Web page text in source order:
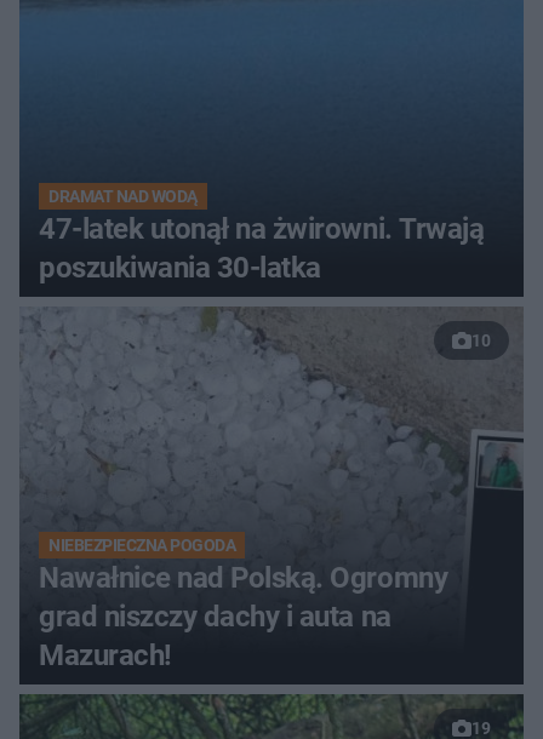
DRAMAT NAD WODĄ
47-latek utonął na żwirowni. Trwają
poszukiwania 30-latka
10
NIEBEZPIECZNA POGODA
Nawałnice nad Polską. Ogromny
grad niszczy dachy i auta na
Mazurach!
19